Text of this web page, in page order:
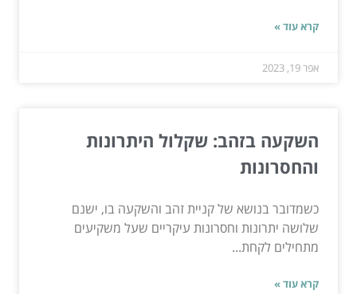
קרא עוד »
אפר 19, 2023
השקעה בזהב: שקלול היתרונות
והחסרונות
כשמדובר בנושא של קניית זהב והשקעה בו, ישנם
שלושה יתרונות וחסרונות עיקריים שעל משקיעים
מתחילים לקחת...
קרא עוד »